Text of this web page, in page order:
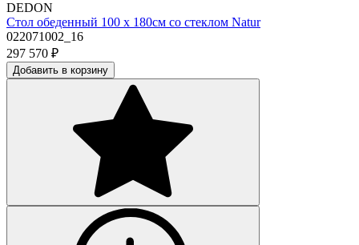
DEDON
Стол обеденный 100 х 180см со стеклом Natur
022071002_16
297 570 ₽
Добавить в корзину